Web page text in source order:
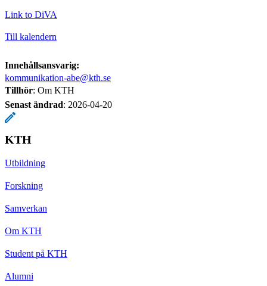
Link to DiVA
Till kalendern
Innehållsansvarig:
kommunikation-abe@kth.se
Tillhör: Om KTH
Senast ändrad: 2026-04-20
KTH
Utbildning
Forskning
Samverkan
Om KTH
Student på KTH
Alumni